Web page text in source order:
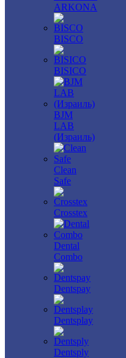
ARKONA
BISCO
BISICO
BJM
LAB
(Израиль)
Clean
Safe
Crosstex
Dental
Combo
Dentspay
Dentsplay
Dentsply